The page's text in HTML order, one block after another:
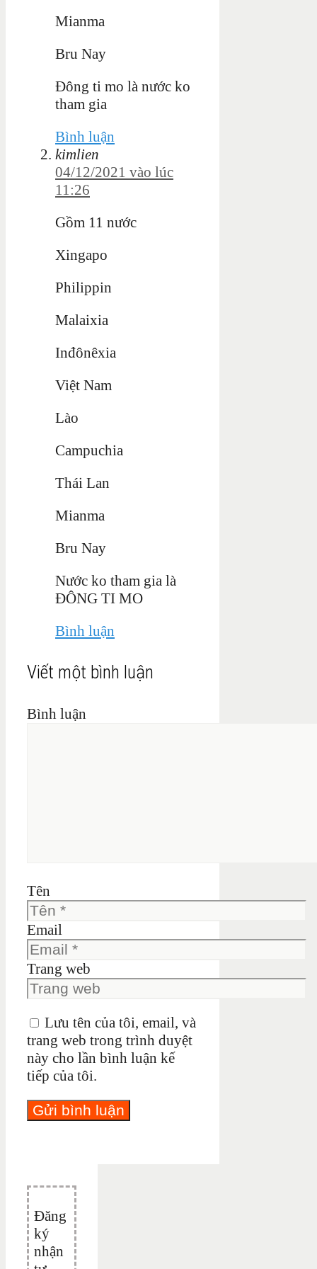
Mianma
Bru Nay
Đông ti mo là nước ko
tham gia
Bình luận
kimlien
04/12/2021 vào lúc
11:26
Gồm 11 nước
Xingapo
Philippin
Malaixia
Inđônêxia
Việt Nam
Lào
Campuchia
Thái Lan
Mianma
Bru Nay
Nước ko tham gia là
ĐÔNG TI MO
Bình luận
Viết một bình luận
Bình luận
Tên
Email
Trang web
Lưu tên của tôi, email, và
trang web trong trình duyệt
này cho lần bình luận kế
tiếp của tôi.
Đăng
ký
nhận